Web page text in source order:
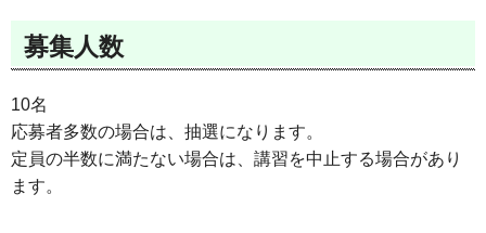
募集人数
10名
応募者多数の場合は、抽選になります。
定員の半数に満たない場合は、講習を中止する場合があり
ます。